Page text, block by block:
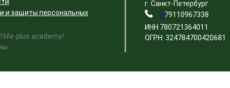
life-plus.academy/
и защиты персональных
+79110967338
ИНН 780721364011
ОГРН: 324784700420681
г. Санкт-Петербург